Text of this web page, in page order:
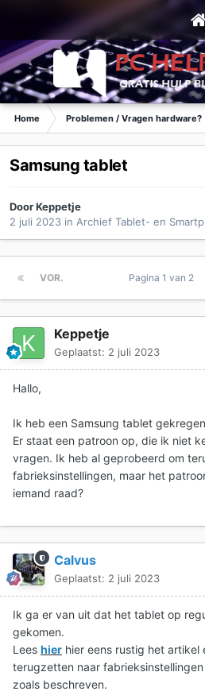
Home Problemen / Vragen hardware?
Samsung tablet
DoorKeppetje
2 juli 2023 in Archief Tablet- en
VOR. Pagina 1 van 2
Keppetje
Geplaatst: 2 juli 2023
Hallo,
Ik heb een Samsung tablet
Er staat een patroon op, die ik niet
vragen. Ik heb al geprobeerd om
fabrieksinstellingen, maar het
iemand raad?
Calvus
Geplaatst: 2 juli 2023
Ik ga er van uit dat het tablet op
gekomen.
Lees hier hier eens rustig het artikel
terugzetten naar
zoals beschreven.